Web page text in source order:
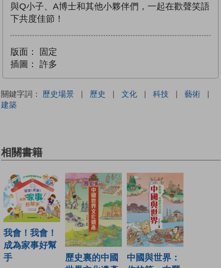
與Q小子、A博士和其他小夥伴們，一起在歡聲笑語
下共度佳節！
版面：
固定
插圖：
許多
關鍵字詞： 歷史場景 | 歷史 | 文化 | 科技 | 藝術
|
建築
相關書籍
我會！我會！
成為家事好幫
手
歷史裏的中國
中國與世界：